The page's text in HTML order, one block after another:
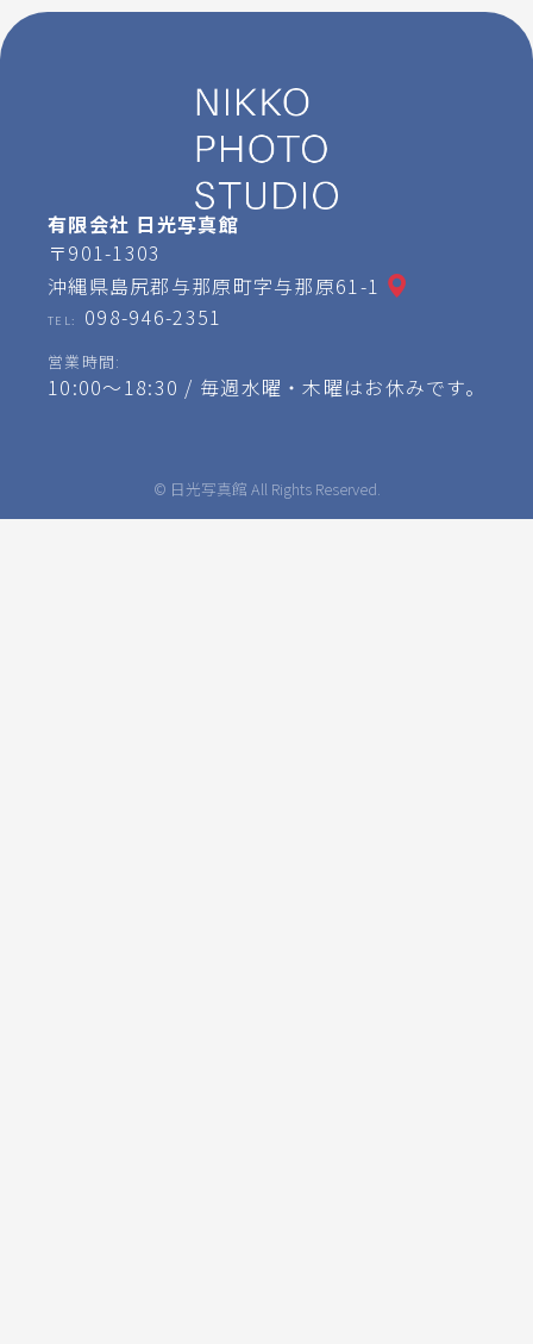
有限会社 日光写真館
〒901-1303
沖縄県島尻郡与那原町字与那原61-1
TEL: 098-946-2351
営業時間:
10:00～18:30 / 毎週水曜・木曜はお休みです。
© 日光写真館 All Rights Reserved.